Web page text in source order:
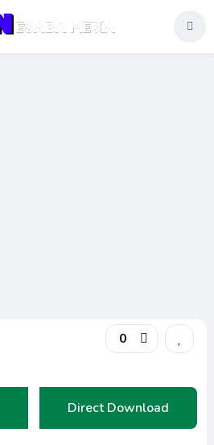
0
Direct Download